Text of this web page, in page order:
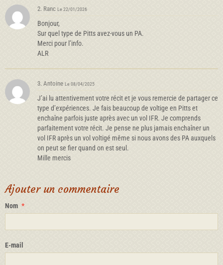
2. Ranc Le 22/01/2026
Bonjour,
Sur quel type de Pitts avez-vous un PA.
Merci pour l’info.
ALR
3. Antoine Le 08/04/2025
J’ai lu attentivement votre récit et je vous remercie de partager ce
type d’expériences. Je fais beaucoup de voltige en Pitts et
enchaîne parfois juste après avec un vol IFR. Je comprends
parfaitement votre récit. Je pense ne plus jamais enchaîner un
vol IFR après un vol voltigé même si nous avons des PA auxquels
on peut se fier quand on est seul.
Mille mercis
Ajouter un commentaire
Nom
E-mail